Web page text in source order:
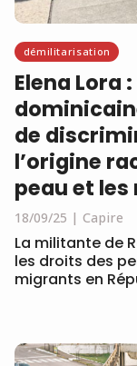
démilitarisation
Elena Lora
de
l’origine
peau et
18/09/25 Capire
La militante de
les droits des
migrants en